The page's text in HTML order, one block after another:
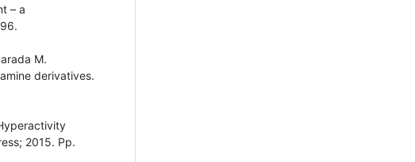
– a
M.
derivatives.
2015. Pp.